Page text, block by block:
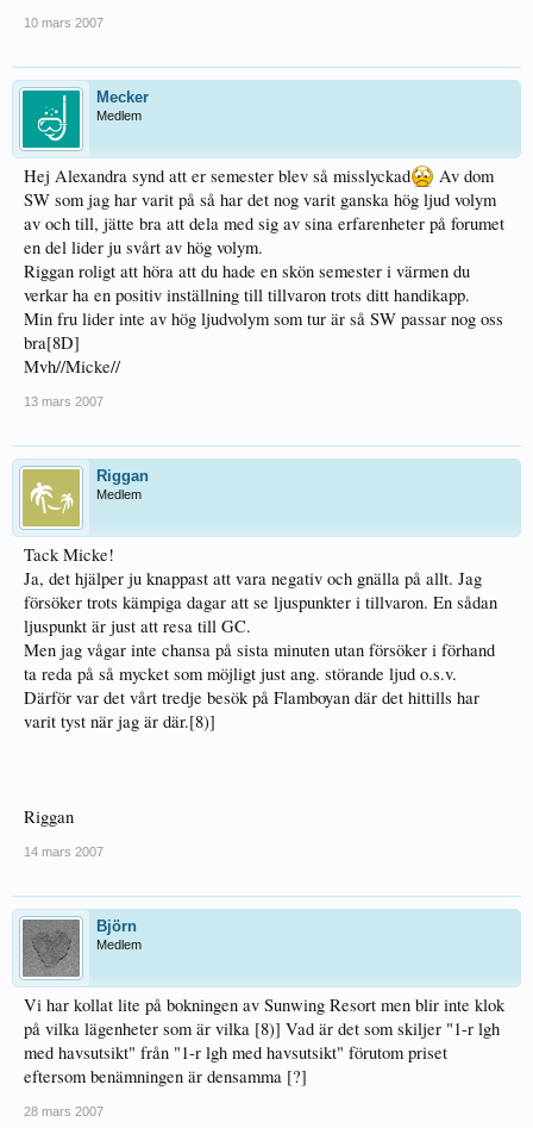
10 mars 2007
Mecker
Medlem
Hej Alexandra synd att er semester blev så misslyckad
Av dom
SW som jag har varit på så har det nog varit ganska hög ljud volym
av och till, jätte bra att dela med sig av sina erfarenheter på forumet
en del lider ju svårt av hög volym.
Riggan roligt att höra att du hade en skön semester i värmen du
verkar ha en positiv inställning till tillvaron trots ditt handikapp.
Min fru lider inte av hög ljudvolym som tur är så SW passar nog oss
bra[8D]
Mvh//Micke//
13 mars 2007
Riggan
Medlem
Tack Micke!
Ja, det hjälper ju knappast att vara negativ och gnälla på allt. Jag
försöker trots kämpiga dagar att se ljuspunkter i tillvaron. En sådan
ljuspunkt är just att resa till GC.
Men jag vågar inte chansa på sista minuten utan försöker i förhand
ta reda på så mycket som möjligt just ang. störande ljud o.s.v.
Därför var det vårt tredje besök på Flamboyan där det hittills har
varit tyst när jag är där.[8)]
Riggan
14 mars 2007
Björn
Medlem
Vi har kollat lite på bokningen av Sunwing Resort men blir inte klok
på vilka lägenheter som är vilka [8)] Vad är det som skiljer "1-r lgh
med havsutsikt" från "1-r lgh med havsutsikt" förutom priset
eftersom benämningen är densamma [?]
28 mars 2007